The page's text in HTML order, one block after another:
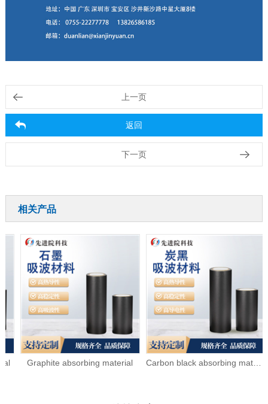
上一页
返回
下一页
相关产品
Graphite absorbing material Carbon black absorbing material